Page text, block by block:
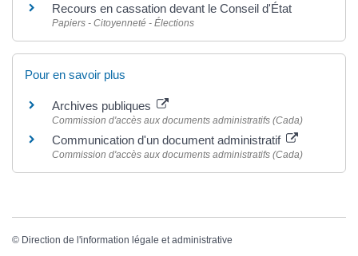
Recours en cassation devant le Conseil d'État
Papiers - Citoyenneté - Élections
Pour en savoir plus
Archives publiques
Commission d'accès aux documents administratifs (Cada)
Communication d'un document administratif
Commission d'accès aux documents administratifs (Cada)
© Direction de l'information légale et administrative